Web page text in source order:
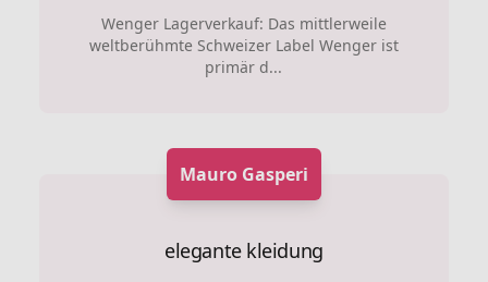
Wenger Lagerverkauf: Das mittlerweile
weltberühmte Schweizer Label Wenger ist
primär d...
Mauro Gasperi
elegante kleidung